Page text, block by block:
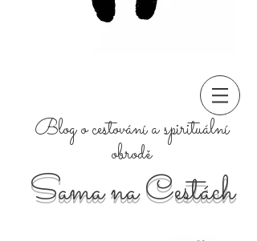
Sama na Cestách
Blog o cestování a spirituální
obrodě